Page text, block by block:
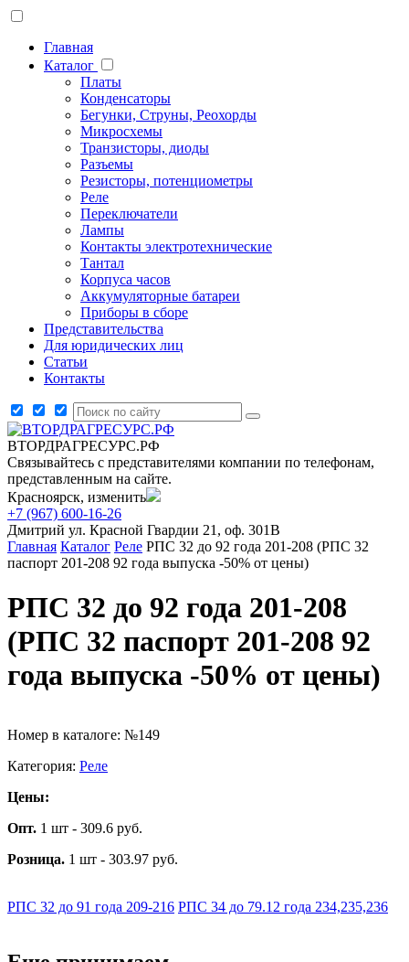
Главная
Каталог
Платы
Конденсаторы
Бегунки, Струны, Реохорды
Микросхемы
Транзисторы, диоды
Разъемы
Резисторы, потенциометры
Реле
Переключатели
Лампы
Контакты электротехнические
Тантал
Корпуса часов
Аккумуляторные батареи
Приборы в сборе
Представительства
Для юридических лиц
Статьи
Контакты
ВТОРДРАГРЕСУРС.РФ
Связывайтесь с представителями компании по телефонам,
представленным на сайте.
Красноярск, изменить
+7 (967) 600-16-26
Дмитрий ул. Красной Гвардии 21, оф. 301В
Главная Каталог Реле РПС 32 до 92 года 201-208 (РПС 32
паспорт 201-208 92 года выпуска -50% от цены)
РПС 32 до 92 года 201-208
(РПС 32 паспорт 201-208 92
года выпуска -50% от цены)
Номер в каталоге: №149
Категория: Реле
Цены:
Опт. 1 шт - 309.6 руб.
Розница. 1 шт - 303.97 руб.
РПС 32 до 91 года 209-216 РПС 34 до 79.12 года 234,235,236